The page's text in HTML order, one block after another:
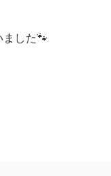
ました🐾